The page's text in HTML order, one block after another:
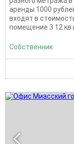
аренды 1000
входят в
помещение 3 12
Собственник